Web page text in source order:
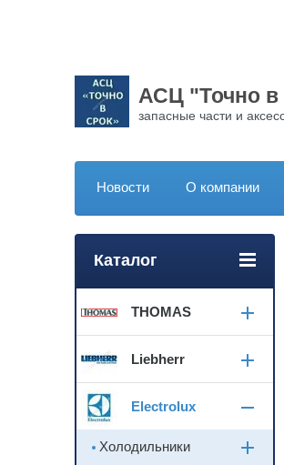
АСЦ "Точно в
запасные части и
Новости О компании
Каталог
THOMAS
Liebherr
Electrolux
Холодильники